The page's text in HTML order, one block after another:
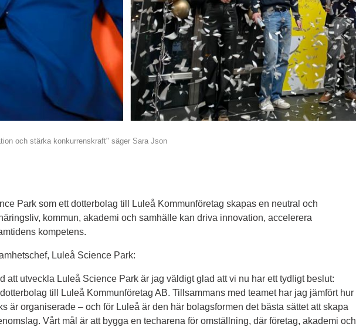
och stärka konkurrenskraft" säger Sara Json
Park som ett dotterbolag till Luleå Kommunföretag skapas en neutral och
kommun, akademi och samhälle kan driva innovation, accelerera
kompetens.
Luleå Science Park:
att utveckla Luleå Science Park är jag väldigt glad att vi nu har ett tydligt beslut:
till Luleå Kommunföretag AB. Tillsammans med teamet har jag jämfört hur
är organiserade – och för Luleå är den här bolagsformen det bästa sättet att skapa
Vårt mål är att bygga en techarena för omställning, där företag, akademi och